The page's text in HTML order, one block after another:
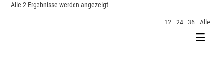
Alle 2 Ergebnisse werden angezeigt
12 24 36 Alle